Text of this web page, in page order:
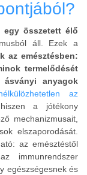
egy összetett élő
áll. Ezek a
az emésztésben:
termelődését
anyagok
az
a jótékony
mechanizmusait,
elszaporodását.
az emésztéstől
immunrendszer
egészségesnek és